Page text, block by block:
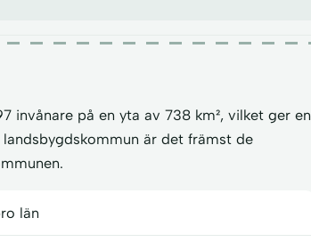
invånare på en yta av 738 km², vilket ger en
är det främst de
län